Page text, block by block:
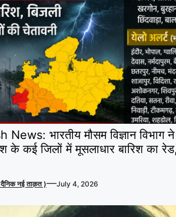
भारतीय मौसम विज्ञान
के कई जिलों में मूसलाधार बारिश का
नई ताक़त )—July 4, 2026